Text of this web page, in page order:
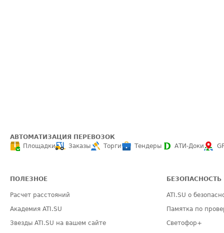
АВТОМАТИЗАЦИЯ ПЕРЕВОЗОК
Площадки
Заказы Торги Тендеры АТИ-Доки
ПОЛЕЗНОЕ
Расчет расстояний
Академия ATI.SU
Звезды ATI.SU на вашем сайте
БЕЗОПАСНОСТЬ
ATI.SU о
Памятка по
Светофор+